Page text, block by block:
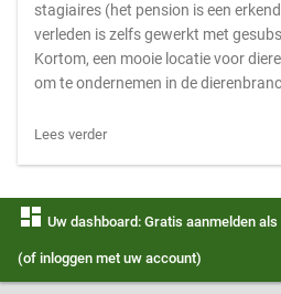
stagiaires (het pension is een
verleden is zelfs gewerkt met
Kortom, een mooie locatie voor
om te ondernemen in de
Lees verder
dashboard Uw dashboard: Gratis aanmelden
(of inloggen met uw account)